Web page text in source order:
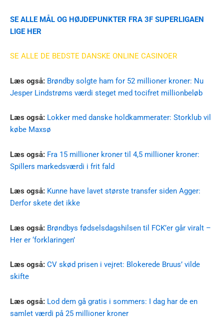
SE ALLE MÅL OG HØJDEPUNKTER FRA 3F SUPERLIGAEN
LIGE HER
SE ALLE DE BEDSTE DANSKE ONLINE CASINOER
Læs også: Brøndby solgte ham for 52 millioner kroner: Nu
Jesper Lindstrøms værdi steget med tocifret millionbeløb
Læs også: Lokker med danske holdkammerater: Storklub vil
købe Maxsø
Læs også: Fra 15 millioner kroner til 4,5 millioner kroner:
Spillers markedsværdi i frit fald
Læs også: Kunne have lavet største transfer siden Agger:
Derfor skete det ikke
Læs også: Brøndbys fødselsdagshilsen til FCK’er går viralt –
Her er ‘forklaringen’
Læs også: CV skød prisen i vejret: Blokerede Bruus’ vilde
skifte
Læs også: Lod dem gå gratis i sommers: I dag har de en
samlet værdi på 25 millioner kroner